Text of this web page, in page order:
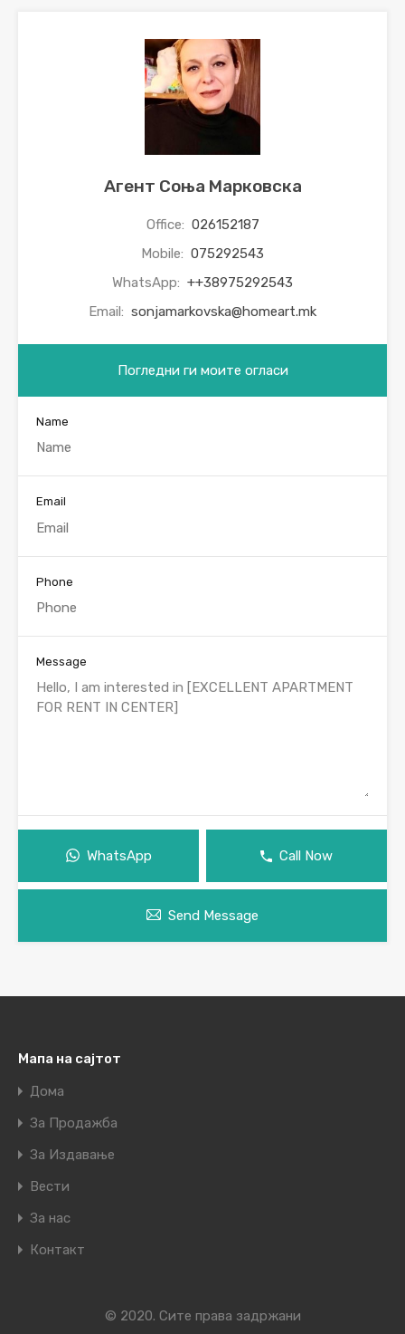
Агент Соња Марковска
Office: 026152187
Mobile: 075292543
WhatsApp: ++38975292543
Email: sonjamarkovska@homeart.mk
Погледни ги моите огласи
Name
Email
Phone
Message
WhatsApp Call Now
Send Message
Мапа на сајтот
Дома
За Продажба
За Издавање
Вести
За нас
Контакт
© 2020. Сите права задржани